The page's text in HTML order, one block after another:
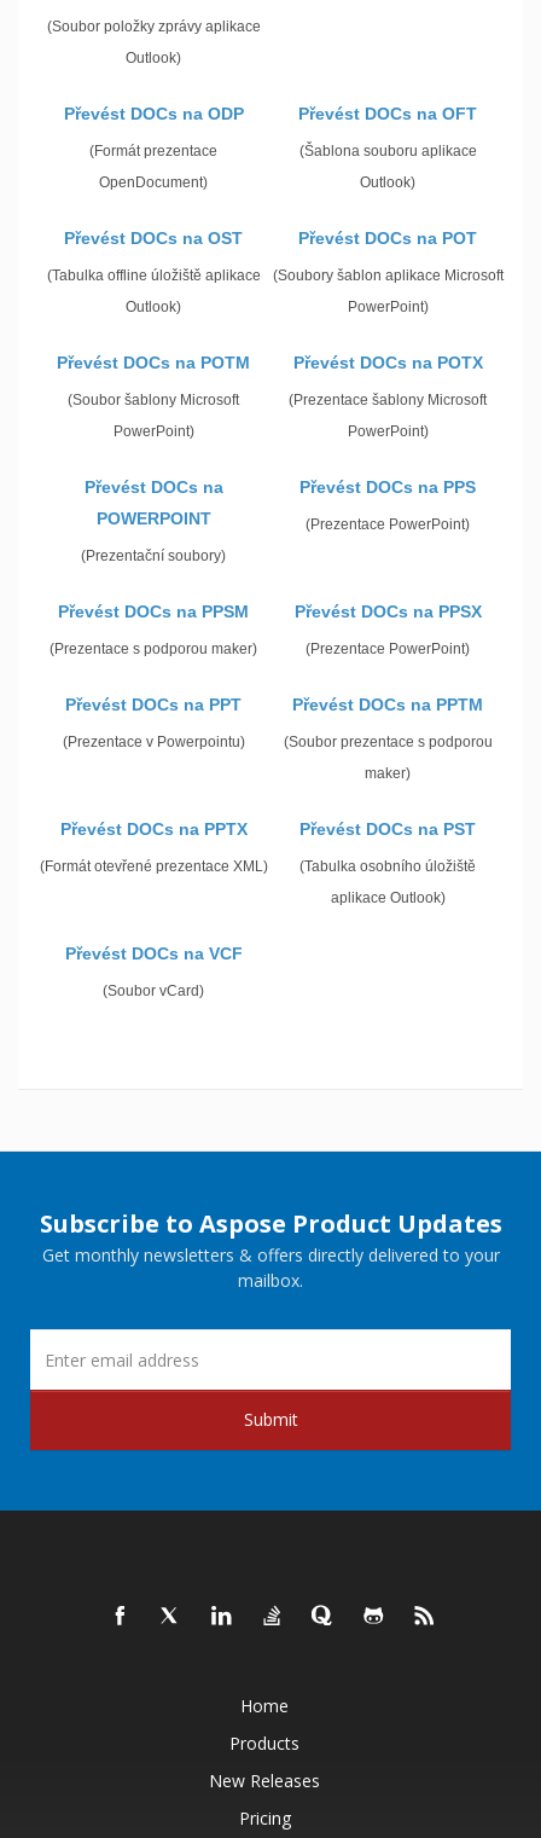
(Soubor položky zprávy aplikace
Outlook)
Převést DOCs na ODP
(Formát prezentace
OpenDocument)
Převést DOCs na OFT
(Šablona souboru aplikace
Outlook)
Převést DOCs na OST
(Tabulka offline úložiště aplikace
Outlook)
Převést DOCs na POT
(Soubory šablon aplikace Microsoft
PowerPoint)
Převést DOCs na POTM
(Soubor šablony Microsoft
PowerPoint)
Převést DOCs na POTX
(Prezentace šablony Microsoft
PowerPoint)
Převést DOCs na
POWERPOINT
(Prezentační soubory)
Převést DOCs na PPS
(Prezentace PowerPoint)
Převést DOCs na PPSM
(Prezentace s podporou maker)
Převést DOCs na PPSX
(Prezentace PowerPoint)
Převést DOCs na PPT
(Prezentace v Powerpointu)
Převést DOCs na PPTM
(Soubor prezentace s podporou
maker)
Převést DOCs na PPTX
(Formát otevřené prezentace XML)
Převést DOCs na PST
(Tabulka osobního úložiště
aplikace Outlook)
Převést DOCs na VCF
(Soubor vCard)
Subscribe to Aspose Product Updates
Get monthly newsletters & offers directly delivered to your
mailbox.
Submit
Home
Products
New Releases
Pricing